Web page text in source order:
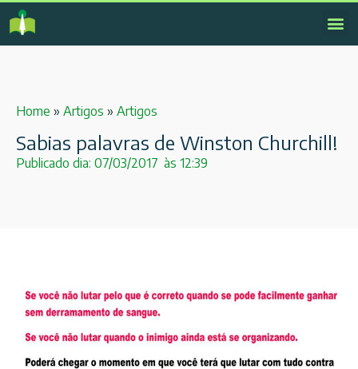
Home » Artigos » Artigos
Sabias palavras de Winston Churchill!
Publicado dia: 07/03/2017 às 12:39